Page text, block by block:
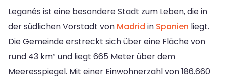
Leganés ist eine besondere Stadt zum Leben, die in
der südlichen Vorstadt von Madrid in Spanien liegt.
Die Gemeinde erstreckt sich über eine Fläche von
rund 43 km² und liegt 665 Meter über dem
Meeresspiegel. Mit einer Einwohnerzahl von 186.660